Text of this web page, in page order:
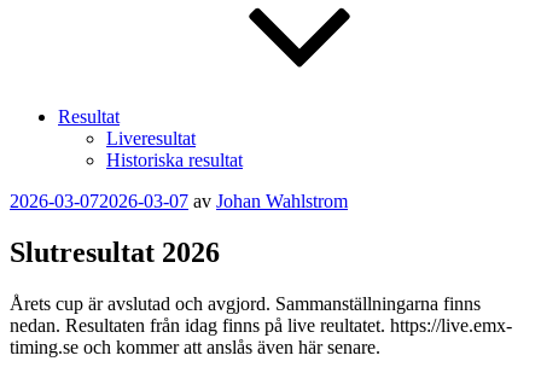
Resultat
Liveresultat
Historiska resultat
Publicerat
2026-03-072026-03-07 av Johan Wahlstrom
Slutresultat 2026
Årets cup är avslutad och avgjord. Sammanställningarna finns
nedan. Resultaten från idag finns på live reultatet. https://live.emx-
timing.se och kommer att anslås även här senare.